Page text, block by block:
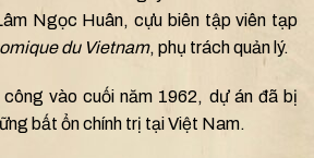
Ngọc Huân, cựu biên tập viên tạp
du Vietnam, phụ trách quản lý.
công vào cuối năm 1962, dự án đã bị
bất ổn chính trị tại Việt Nam.